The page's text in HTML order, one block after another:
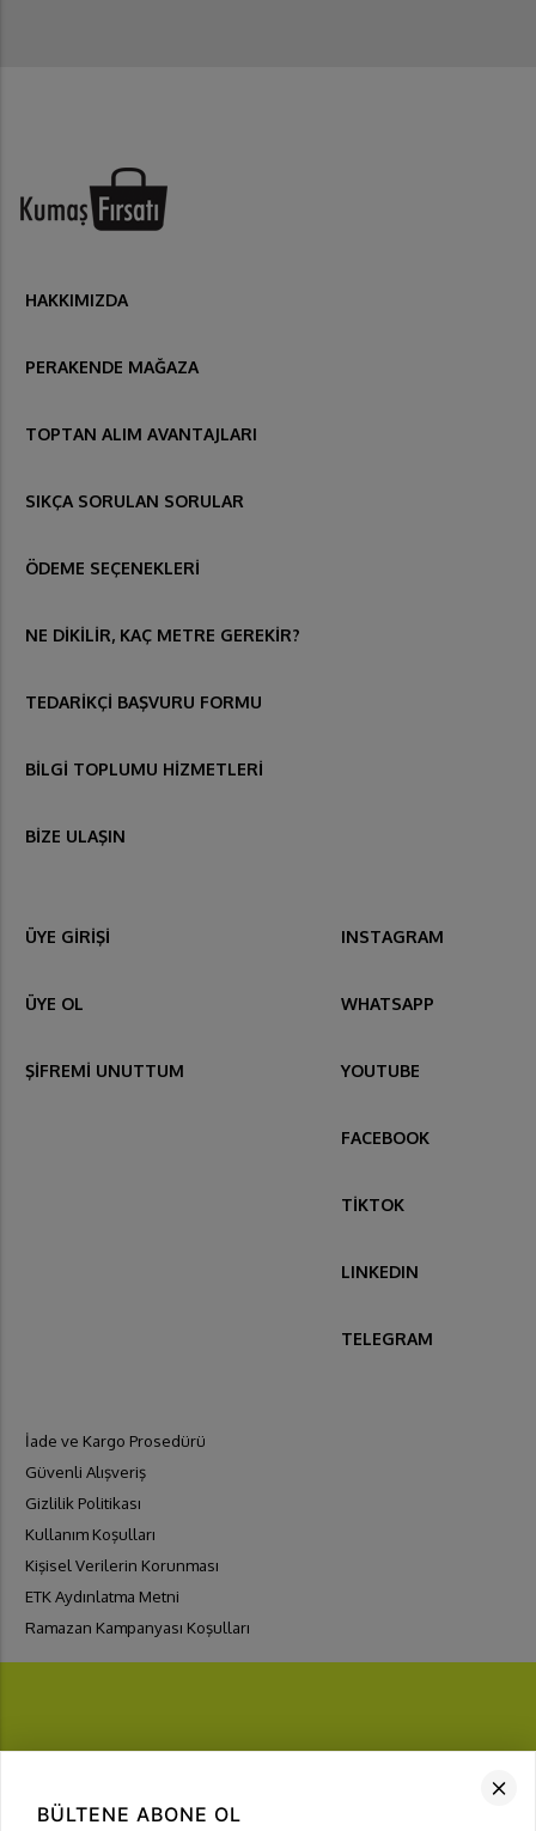
HAKKIMIZDA
PERAKENDE MAĞAZA
TOPTAN ALIM AVANTAJLARI
SIKÇA SORULAN SORULAR
ÖDEME SEÇENEKLERİ
NE DİKİLİR, KAÇ METRE GEREKİR?
TEDARİKÇİ BAŞVURU FORMU
BİLGİ TOPLUMU HİZMETLERİ
BİZE ULAŞIN
ÜYE GİRİŞİ
ÜYE OL
ŞİFREMİ UNUTTUM
INSTAGRAM
WHATSAPP
YOUTUBE
FACEBOOK
TİKTOK
LINKEDIN
TELEGRAM
İade ve Kargo Prosedürü
Güvenli Alışveriş
Gizlilik Politikası
Kullanım Koşulları
Kişisel Verilerin Korunması
ETK Aydınlatma Metni
Ramazan Kampanyası Koşulları
FIRSATLARI YAKALA
BÜLTENE ABONE OL